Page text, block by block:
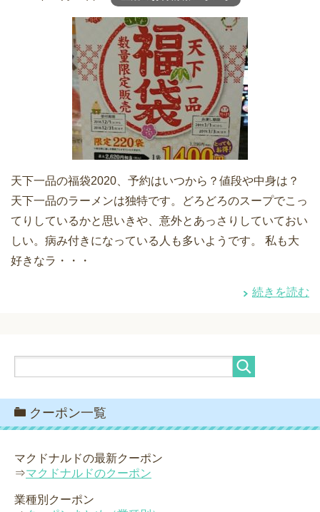
天下一品の福袋2020、予約はいつから？値段や中身は？
天下一品のラーメンは独特です。どろどろのスープでこっ
てりしているかと思いきや、意外とあっさりしていておい
しい。病み付きになっている人も多いようです。 私も大
好きなラ・・・
続きを読む
クーポン一覧
マクドナルドの最新クーポン
⇒マクドナルドのクーポン
業種別クーポン